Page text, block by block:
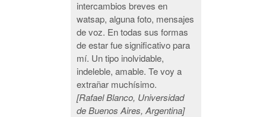
intercambios breves en
watsap, alguna foto, mensajes
de voz. En todas sus formas
de estar fue significativo para
mí. Un tipo inolvidable,
indeleble, amable. Te voy a
extrañar muchísimo.
[Rafael Blanco, Universidad
de Buenos Aires, Argentina]